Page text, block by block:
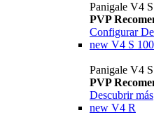
Panigale V4 S
PVP
Configurar
new V4 S 100
Panigale V4
PVP
Descubrir más
new V4 R